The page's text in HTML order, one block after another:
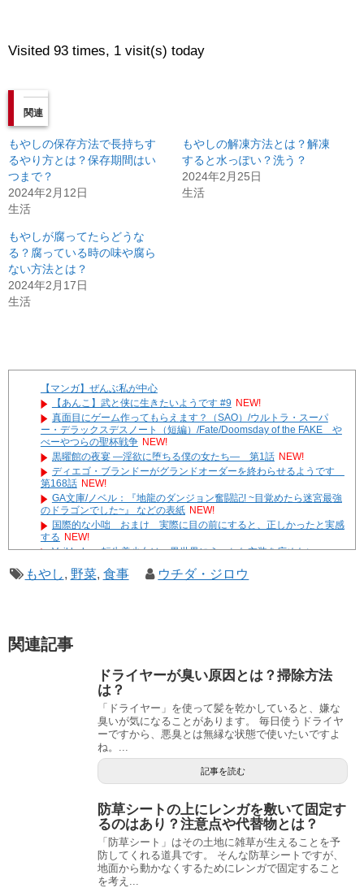
Visited 93 times, 1 visit(s) today
関連
もやしの保存方法で長持ちす
るやり方とは？保存期間はい
つまで？
2024年2月12日
生活
もやしの解凍方法とは？解凍
すると水っぽい？洗う？
2024年2月25日
生活
もやしが腐ってたらどうな
る？腐っている時の味や腐ら
ない方法とは？
2024年2月17日
生活
【マンガ】ぜんぶ私が中心
【あんこ】武と侠に生きたいようです #9 NEW!
真面目にゲーム作ってもらえます？（SAO）/ウルトラ・スーパ
ー・デラックスデスノート（短編）/Fate/Doomsday of the FAKE や
べーやつらの聖杯戦争 NEW!
黒曜館の夜宴 ―淫欲に堕ちる僕の女たち― 第1話 NEW!
ディエゴ・ブランドーがグランドオーダーを終わらせるようです
第168話 NEW!
GA文庫/ノベル：『地龍のダンジョン奮闘記! ~目覚めたら迷宮最強
のドラゴンでした~』 などの表紙 NEW!
国際的な小咄 おまけ 実際に目の前にすると、正しかったと実感
する NEW!
Veil lady ～転生美少女は、異世界にえっちな衣装を広めたい～
やる夫達は安価で作られた世界で生きているようです ２９６
もやし, 野菜, 食事 ウチダ・ジロウ
関連記事
ドライヤーが臭い原因とは？掃除方法
は？
「ドライヤー」を使って髪を乾かしていると、嫌な
臭いが気になることがあります。 毎日使うドライヤ
ーですから、悪臭とは無縁な状態で使いたいですよ
ね。...
記事を読む
防草シートの上にレンガを敷いて固定す
るのはあり？注意点や代替物とは？
「防草シート」はその土地に雑草が生えることを予
防してくれる道具です。 そんな防草シートですが、
地面から動かなくするためにレンガで固定すること
を考え...